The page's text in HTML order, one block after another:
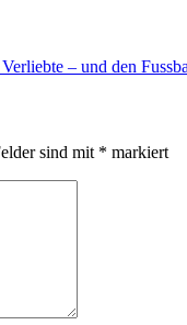
– und den
sind mit * markiert